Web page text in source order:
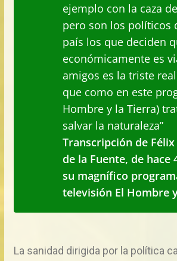
ejemplo con la caza
pero son los políticos
país los que deciden
económicamente es
amigos es la triste
que como en este
Hombre y la Tierra)
salvar la naturaleza”
Transcripción de
de la Fuente, de hace
su magnífico
televisión El Hombre
La sanidad dirigida por la política